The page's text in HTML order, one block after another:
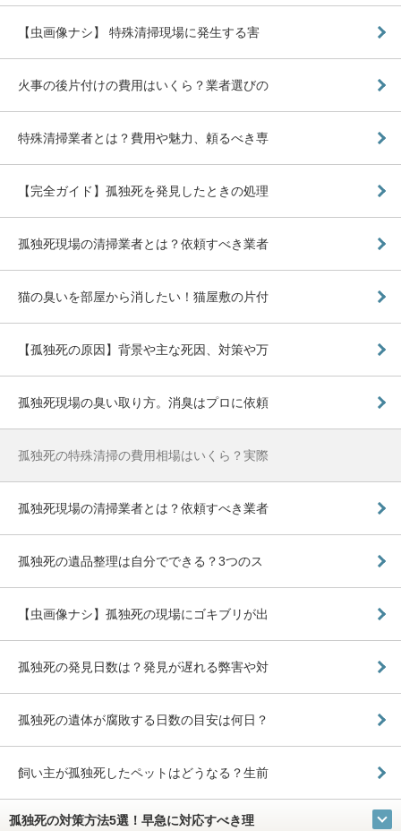
【虫画像ナシ】 特殊清掃現場に発生する害
火事の後片付けの費用はいくら？業者選びの
特殊清掃業者とは？費用や魅力、頼るべき専
【完全ガイド】孤独死を発見したときの処理
孤独死現場の清掃業者とは？依頼すべき業者
猫の臭いを部屋から消したい！猫屋敷の片付
【孤独死の原因】背景や主な死因、対策や万
孤独死現場の臭い取り方。消臭はプロに依頼
孤独死の特殊清掃の費用相場はいくら？実際
孤独死現場の清掃業者とは？依頼すべき業者
孤独死の遺品整理は自分でできる？3つのス
【虫画像ナシ】孤独死の現場にゴキブリが出
孤独死の発見日数は？発見が遅れる弊害や対
孤独死の遺体が腐敗する日数の目安は何日？
飼い主が孤独死したペットはどうなる？生前
孤独死の対策方法5選！早急に対応すべき理